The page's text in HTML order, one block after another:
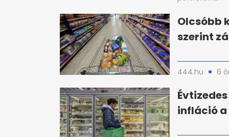
Olcsóbb
szerint
444.hu 6
infláció a